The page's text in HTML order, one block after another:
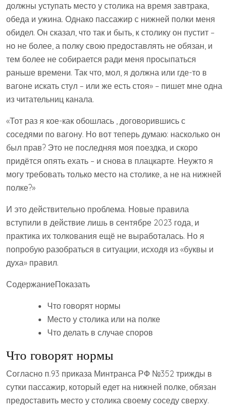
должны уступать место у столика на время завтрака,
обеда и ужина. Однако пассажир с нижней полки меня
обидел. Он сказал, что так и быть, к столику он пустит –
но не более, а полку свою предоставлять не обязан, и
тем более не собирается ради меня просыпаться
раньше времени. Так что, мол, я должна или где-то в
вагоне искать стул – или же есть стоя» – пишет мне одна
из читательниц канала.
«Тот раз я кое-как обошлась , договорившись с
соседями по вагону. Но вот теперь думаю: насколько он
был прав? Это не последняя моя поездка, и скоро
придётся опять ехать – и снова в плацкарте. Неужто я
могу требовать только место на столике, а не на нижней
полке?»
И это действительно проблема. Новые правила
вступили в действие лишь в сентябре 2023 года, и
практика их толкования ещё не выработалась. Но я
попробую разобраться в ситуации, исходя из «буквы и
духа» правил.
СодержаниеПоказать
Что говорят нормы
Место у столика или на полке
Что делать в случае споров
Что говорят нормы
Согласно п.93 приказа Минтранса РФ №352 трижды в
сутки пассажир, который едет на нижней полке, обязан
предоставить место у столика своему соседу сверху.